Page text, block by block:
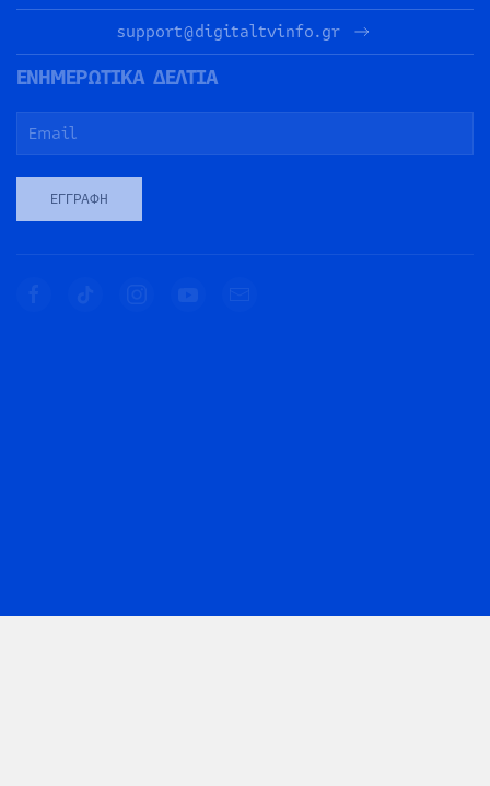
support@digitaltvinfo.gr
ΕΝΗΜΕΡΩΤΙΚΑ ΔΕΛΤΙΑ
ΕΓΓΡΑΦΉ